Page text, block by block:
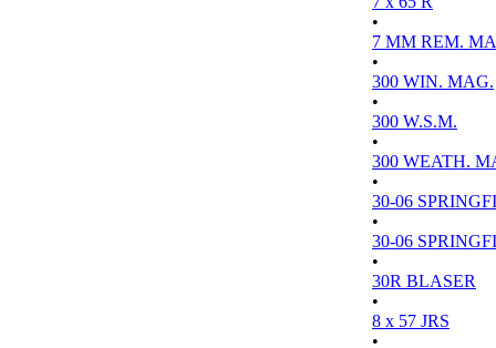
•
7 MM REM.
•
300 WIN. MAG.
•
300 W.S.M.
•
300 WEATH.
•
30-06
•
30-06
•
30R BLASER
•
8 x 57 JRS
•